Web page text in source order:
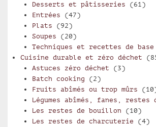
Desserts et pâtisseries (61)
Entrées (47)
Plats (92)
Soupes (20)
Techniques et recettes de base
Cuisine durable et zéro déchet
Astuces zéro déchet (3)
Batch cooking (2)
Fruits abîmés ou trop mûrs
Légumes abîmés, fanes, restes
Les restes de bouillon (10)
Les restes de charcuterie (4)